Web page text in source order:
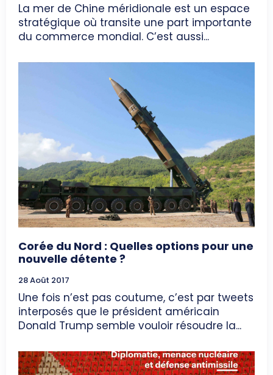
La mer de Chine méridionale est un espace
stratégique où transite une part importante
du commerce mondial. C’est aussi...
Corée du Nord : Quelles options pour une
nouvelle détente ?
28 Août 2017
Une fois n’est pas coutume, c’est par tweets
interposés que le président américain
Donald Trump semble vouloir résoudre la...